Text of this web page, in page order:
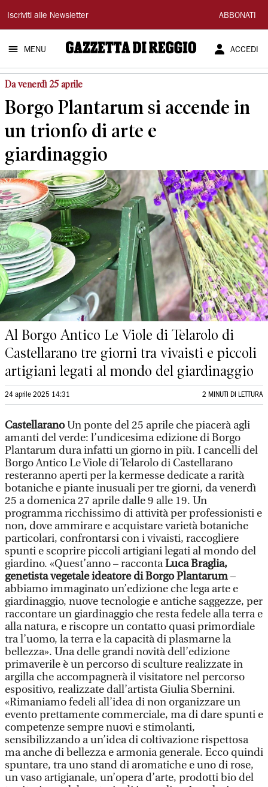
Gazzetta
di
Reggio
Iscriviti alle Newsletter ABBONATI
MENU ACCEDI
Da venerdì 25 aprile
Borgo Plantarum si accende in
un trionfo di arte e
giardinaggio
Al Borgo Antico Le Viole di Telarolo di
Castellarano tre giorni tra vivaisti e piccoli
artigiani legati al mondo del giardinaggio
24 aprile 2025 14:31 2 MINUTI DI LETTURA
CastellaranoUn ponte del 25 aprile che piacerà agli
amanti del verde: l’undicesima edizione di Borgo
Plantarum dura infatti un giorno in più. I cancelli del
Borgo Antico Le Viole di Telarolo di Castellarano
resteranno aperti per la kermesse dedicate a rarità
botaniche e piante inusuali per tre giorni, da venerdì
25 a domenica 27 aprile dalle 9 alle 19. Un
programma ricchissimo di attività per professionisti e
non, dove ammirare e acquistare varietà botaniche
particolari, confrontarsi con i vivaisti, raccogliere
spunti e scoprire piccoli artigiani legati al mondo del
giardino. «Quest’anno – raccontaLuca Braglia,
genetista vegetale ideatore di Borgo Plantarum–
abbiamo immaginato un’edizione che lega arte e
giardinaggio, nuove tecnologie e antiche saggezze, per
raccontare un giardinaggio che resta fedele alla terra e
alla natura, e riscopre un contatto quasi primordiale
tra l’uomo, la terra e la capacità di plasmarne la
bellezza». Una delle grandi novità dell’edizione
primaverile è un percorso di sculture realizzate in
argilla che accompagnerà il visitatore nel percorso
espositivo, realizzate dall’artista Giulia Sbernini.
«Rimaniamo fedeli all’idea di non organizzare un
evento prettamente commerciale, ma di dare spunti e
competenze sempre nuovi e stimolanti,
sensibilizzando a un’idea di coltivazione rispettosa
ma anche di bellezza e armonia generale. Ecco quindi
spuntare, tra uno stand di aromatiche e uno di rose,
un vaso artigianale, un’opera d’arte, prodotti bio del